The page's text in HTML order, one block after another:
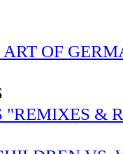
OF
"REMIXES &